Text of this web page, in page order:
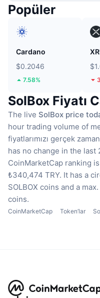
Popüler
Cardano
$0.2046
7.58%
SolBox Fiyatı
The live SolBox price
hour trading volume of
fiyatlarımızı gerçek
has no change in the last
CoinMarketCap ranking
₺340,474 TRY. It has a
SOLBOX coins and a
coins.
CoinMarketCap Token’lar